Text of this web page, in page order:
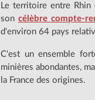
Le territoire entre Rhin
soncélèbre compte-
d'environ 64 pays
C'est un ensemble
minières abondantes,
la France des origines.